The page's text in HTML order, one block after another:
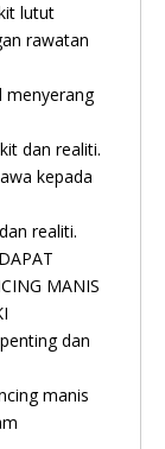
lutut
rawatan
menyerang
dan realiti.
kepada
realiti.
MANIS
dan
manis